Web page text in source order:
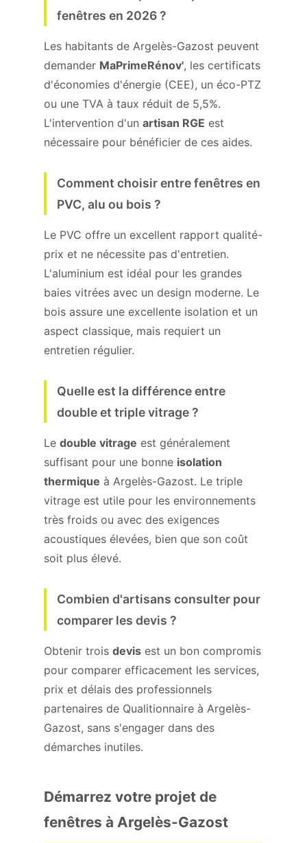
fenêtres en 2026 ?
Les habitants de Argelès-Gazost peuvent
demander MaPrimeRénov', les certificats
d'économies d'énergie (CEE), un éco-PTZ
ou une TVA à taux réduit de 5,5%.
L'intervention d'un artisan RGE est
nécessaire pour bénéficier de ces aides.
Comment choisir entre fenêtres en
PVC, alu ou bois ?
Le PVC offre un excellent rapport qualité-
prix et ne nécessite pas d'entretien.
L'aluminium est idéal pour les grandes
baies vitrées avec un design moderne. Le
bois assure une excellente isolation et un
aspect classique, mais requiert un
entretien régulier.
Quelle est la différence entre
double et triple vitrage ?
Le double vitrage est généralement
suffisant pour une bonne isolation
thermique à Argelès-Gazost. Le triple
vitrage est utile pour les environnements
très froids ou avec des exigences
acoustiques élevées, bien que son coût
soit plus élevé.
Combien d'artisans consulter pour
comparer les devis ?
Obtenir trois devis est un bon compromis
pour comparer efficacement les services,
prix et délais des professionnels
partenaires de Qualitionnaire à Argelès-
Gazost, sans s'engager dans des
démarches inutiles.
Démarrez votre projet de
fenêtres à Argelès-Gazost